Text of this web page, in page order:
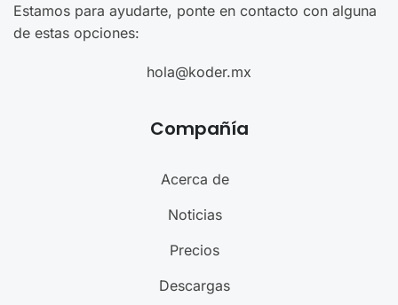
Estamos para ayudarte, ponte en contacto con alguna
de estas opciones:
hola@koder.mx
Compañía
Acerca de
Noticias
Precios
Descargas